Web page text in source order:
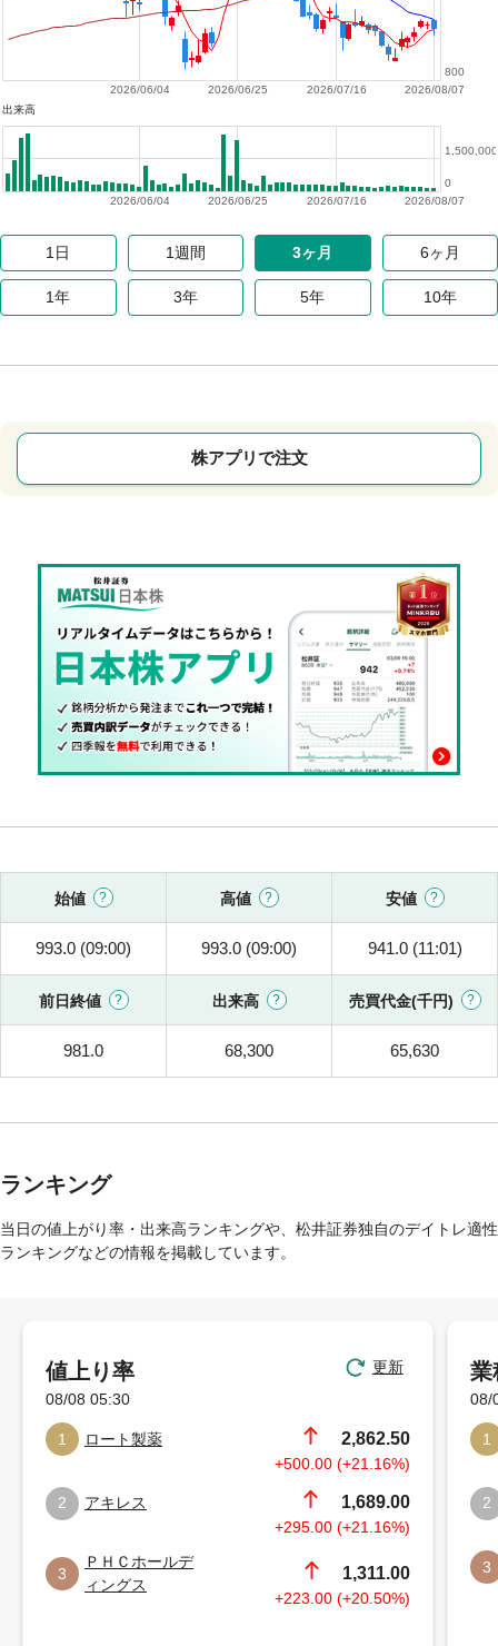
2026/08/07
2026/07/16
2026/06/25
2026/06/04
800
出来高
2026/08/07
2026/07/16
2026/06/25
2026/06/04
0
1,500,000
1日 1週間 3ヶ月 6ヶ月
1年 3年 5年 10年
株アプリで注文
始値 高値 安値
993.0 (09:00) 993.0 (09:00) 941.0 (11:01)
前日終値 出来高 売買代金(千円)
981.0 68,300 65,630
ランキング
当日の値上がり率・出来高ランキングや、松井証券独自のデイトレ適性
ランキングなどの情報を掲載しています。